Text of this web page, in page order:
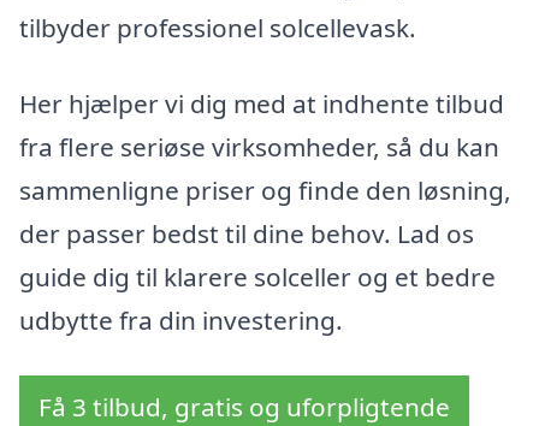
tilbyder professionel solcellevask.
Her hjælper vi dig med at indhente tilbud
fra flere seriøse virksomheder, så du kan
sammenligne priser og finde den løsning,
der passer bedst til dine behov. Lad os
guide dig til klarere solceller og et bedre
udbytte fra din investering.
Få 3 tilbud, gratis og uforpligtende